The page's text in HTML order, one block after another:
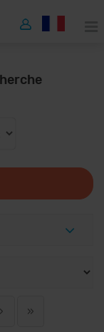
› »